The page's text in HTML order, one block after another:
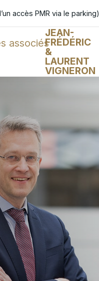
accès PMR via le parking)
JEAN-
FRÉDÉRIC
&
LAURENT
VIGNERON